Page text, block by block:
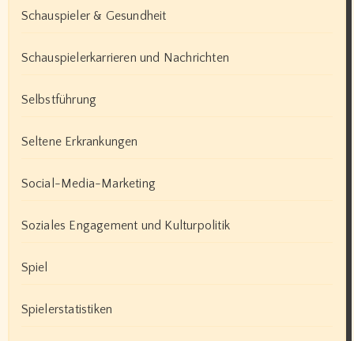
Schauspieler & Gesundheit
Schauspielerkarrieren und Nachrichten
Selbstführung
Seltene Erkrankungen
Social-Media-Marketing
Soziales Engagement und Kulturpolitik
Spiel
Spielerstatistiken